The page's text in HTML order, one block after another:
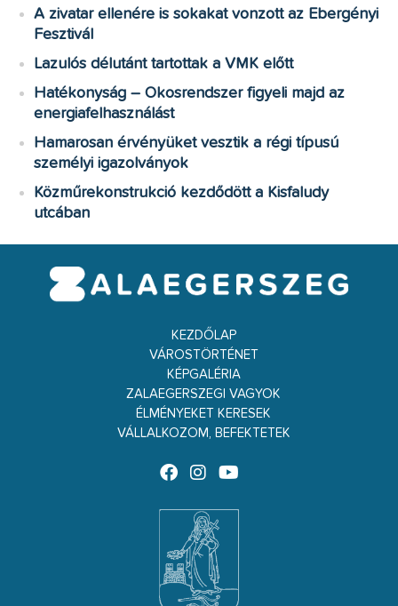
A zivatar ellenére is sokakat vonzott az Ebergényi
Fesztivál
Lazulós délutánt tartottak a VMK előtt
Hatékonyság – Okosrendszer figyeli majd az
energiafelhasználást
Hamarosan érvényüket vesztik a régi típusú
személyi igazolványok
Közműrekonstrukció kezdődött a Kisfaludy
utcában
KEZDŐLAP
VÁROSTÖRTÉNET
KÉPGALÉRIA
ZALAEGERSZEGI VAGYOK
ÉLMÉNYEKET KERESEK
VÁLLALKOZOM, BEFEKTETEK